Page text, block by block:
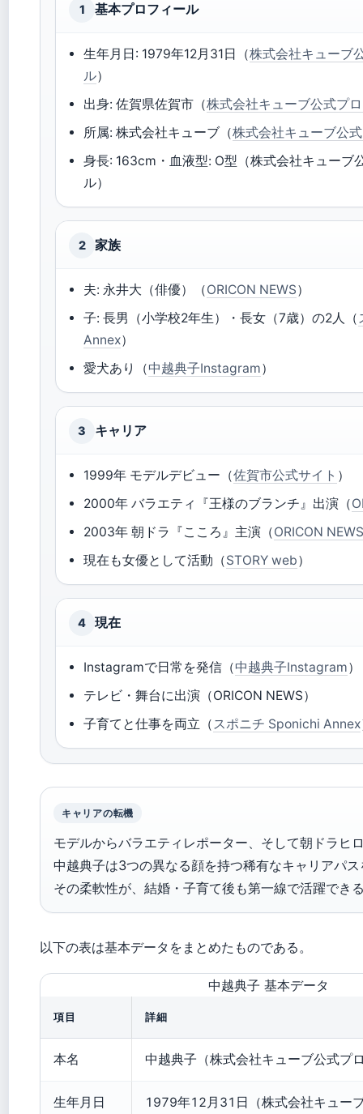
1 基本プロフィール
生年月日: 1979年12月31日（株式会社キューブ
ル）
出身: 佐賀県佐賀市（株式会社キューブ公式プ
所属: 株式会社キューブ（株式会社キューブ公
身長: 163cm・血液型: O型（株式会社キューブ
ル）
2 家族
夫: 永井大（俳優）（ORICON NEWS）
子: 長男（小学校2年生）・長女（7歳）の2人（
Annex）
愛犬あり（中越典子Instagram）
3 キャリア
1999年 モデルデビュー（佐賀市公式サイト ）
2000年 バラエティ『王様のブランチ』出演（
2003年 朝ドラ『こころ』主演（ORICON
現在も女優として活動（STORY web）
4 現在
Instagramで日常を発信（中越典子Instagram）
テレビ・舞台に出演（ORICON NEWS）
子育てと仕事を両立（ スポニチ Sponichi Annex
キャリアの転機
モデルからバラエティレポーター、そして朝ドラヒ
中越典子は3つの異なる顔を持つ稀有なキャリアパ
その柔軟性が、結婚・子育て後も第一線で活躍でき
以下の表は基本データをまとめたものである。
中越典子 基本データ
項目 詳細
本名 中越典子（株式会社キューブ公式プ
生年月日 1979年12月31日（株式会社キュー